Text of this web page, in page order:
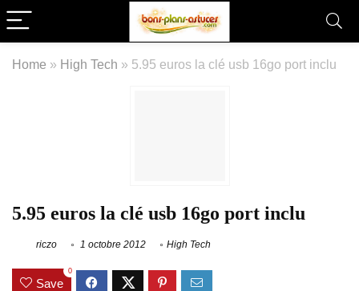
Home » High Tech » 5.95 euros la clé usb 16go port inclu
5.95 euros la clé usb 16go port inclu
riczo 1 octobre 2012 High Tech
Save
0